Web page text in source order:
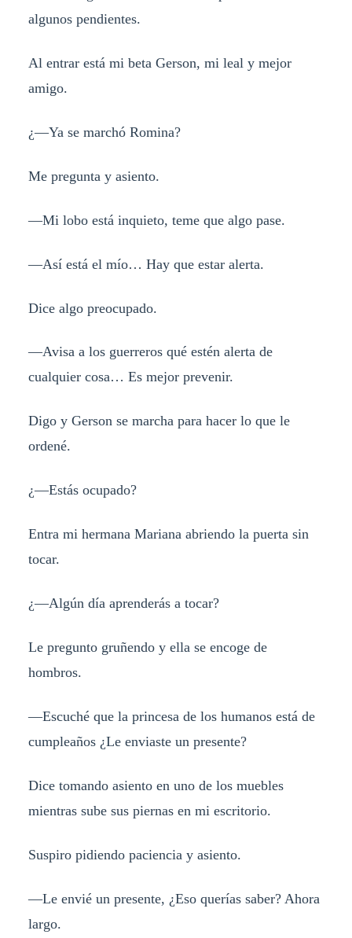
algunos pendientes.
Al entrar está mi beta Gerson, mi leal y mejor
amigo.
¿—Ya se marchó Romina?
Me pregunta y asiento.
—Mi lobo está inquieto, teme que algo pase.
—Así está el mío… Hay que estar alerta.
Dice algo preocupado.
—Avisa a los guerreros qué estén alerta de
cualquier cosa… Es mejor prevenir.
Digo y Gerson se marcha para hacer lo que le
ordené.
¿—Estás ocupado?
Entra mi hermana Mariana abriendo la puerta sin
tocar.
¿—Algún día aprenderás a tocar?
Le pregunto gruñendo y ella se encoge de
hombros.
—Escuché que la princesa de los humanos está de
cumpleaños ¿Le enviaste un presente?
Dice tomando asiento en uno de los muebles
mientras sube sus piernas en mi escritorio.
Suspiro pidiendo paciencia y asiento.
—Le envié un presente, ¿Eso querías saber? Ahora
largo.